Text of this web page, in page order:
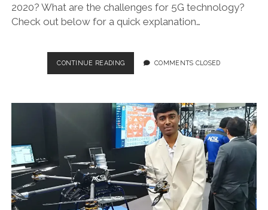
2020? What are the challenges for 5G technology?
Check out below for a quick explanation…
CONTINUE READING5G
TECHNOLOGY
WILL
IT
CHANGE
THE
WORLD
IN
2020?
COMMENTS CLOSED